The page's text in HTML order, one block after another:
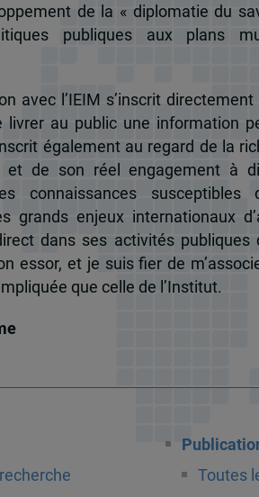
de la « diplomatie du
publiques aux plans
avec l’IEIM s’inscrit
livrer au public une information
également au regard de la
et de son réel engagement à
connaissances
grands enjeux internationaux
dans ses activités publiques
essor, et je suis fier de
que celle de l’Institut.
Toutes